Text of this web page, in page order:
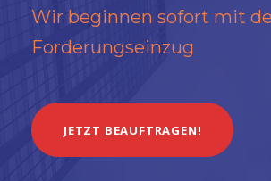
Wir beginnen sofort mit
Forderungseinzug
JETZT BEAUFTRAGEN!